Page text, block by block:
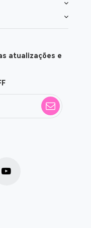
atualizações e